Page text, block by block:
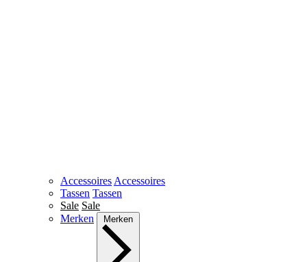
Accessoires Accessoires
Tassen Tassen
Sale Sale
Merken
Merken